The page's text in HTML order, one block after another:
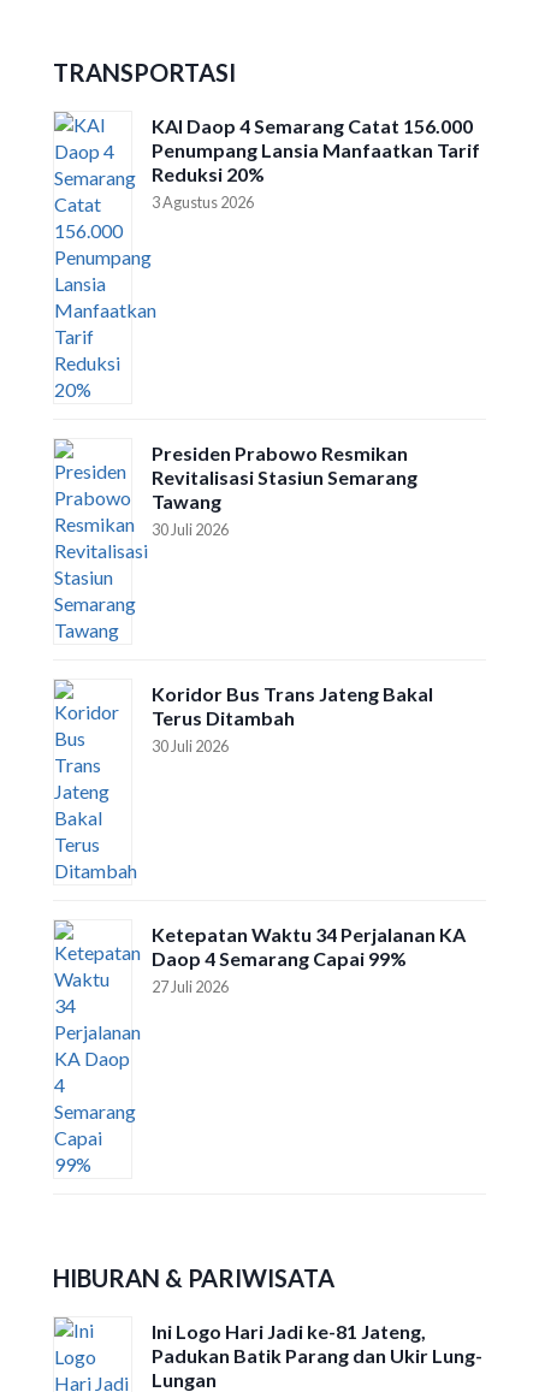
TRANSPORTASI
KAI Daop 4 Semarang Catat 156.000
Penumpang Lansia Manfaatkan Tarif
Reduksi 20%
3 Agustus 2026
Presiden Prabowo Resmikan
Revitalisasi Stasiun Semarang
Tawang
30 Juli 2026
Koridor Bus Trans Jateng Bakal
Terus Ditambah
30 Juli 2026
Ketepatan Waktu 34 Perjalanan KA
Daop 4 Semarang Capai 99%
27 Juli 2026
HIBURAN & PARIWISATA
Ini Logo Hari Jadi ke-81 Jateng,
Padukan Batik Parang dan Ukir Lung-
Lungan